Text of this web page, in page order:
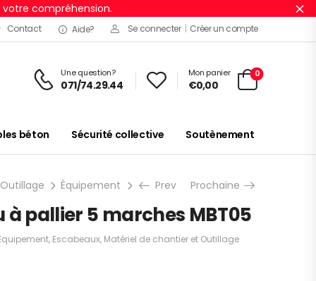
votre compréhension.
Contact Aide? Se connecter | Créer un compte
Une question?
071/74.29.44
Mon panier
€0,00
0
béton Sécurité collective Soutènement
Équipement Escabeaux Solide escabeau à
Prev Prochaine
à pallier 5 marches MBT05
, Escabeaux, Matériel de chantier et Outillage